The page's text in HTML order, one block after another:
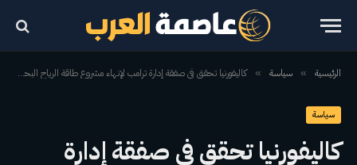
الرئيسية » سياسة » كاليفورنيا تحقق في صفقة إدارة ترامب لإنهاء مشروع طاقة الرياح البحرية
سياسة
كاليفورنيا تحقق في صفقة إدارة